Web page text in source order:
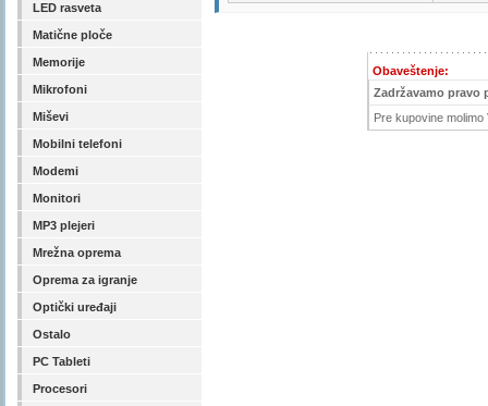
LED rasveta
Matične ploče
Memorije
Mikrofoni
Miševi
Mobilni telefoni
Modemi
Monitori
MP3 plejeri
Mrežna oprema
Oprema za igranje
Optički uređaji
Ostalo
PC Tableti
Procesori
Obaveštenje:
Zadržavamo pravo
Pre kupovine